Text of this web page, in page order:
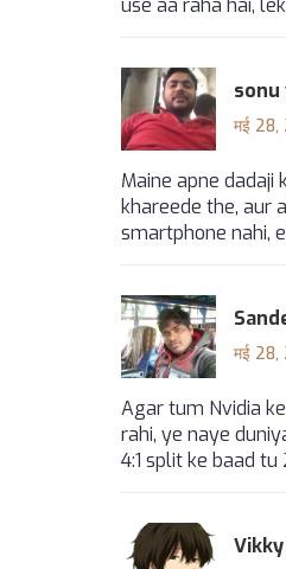
use aa raha hai,
sonu
मई
Maine apne dadaji
khareede the, aur
smartphone nahi,
मई
Agar tum Nvidia
rahi, ye naye
4:1 split ke baad